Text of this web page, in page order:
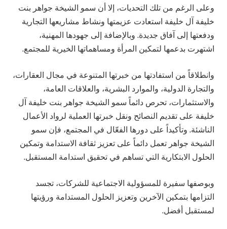
وعلى الرغم من تلك التحديات، إلا أن سمو الشيخة جواهر بنت
خليفة آل خليفة استعادت عزيمتها ونشاط مشاريعها التجارية
ودفعتها إلى آفاق جديدة. وبالإضافة إلى جهودها المهنية،
اشتهرت بدعمها لتمكين المرأة ومساهماتها الخيرية للمجتمع.
وانطلاقاً من استفادتها من خبرتها المتنوعة في مجال العقارات،
والتجارة الدولية، والموارد البشرية، والعلاقات العامة،
والاستثمارات، تحرص دائماً سمو الشيخة جواهر بنت خليفة آل
خليفة على تقديم النصائح ونقل خبرتها العملية لرواد الأعمال
الناشئة. وتأكيداً على دورها الفعّال في المجتمع، فإن سمو
الشيخة جواهر تعمل دائماً على تعزيز ثقافة الاستدامة وتمكين
الحلول الابتكارية التي تساهم في تحقيق استدامة المستقبل.
وبوصفها سفيرة للمسؤولية الاجتماعية للشركات، تجسد
التزامها بتمكين الآخرين وتعزيز الحلول المستدامة ورؤيتها
لمستقبل أفضل.